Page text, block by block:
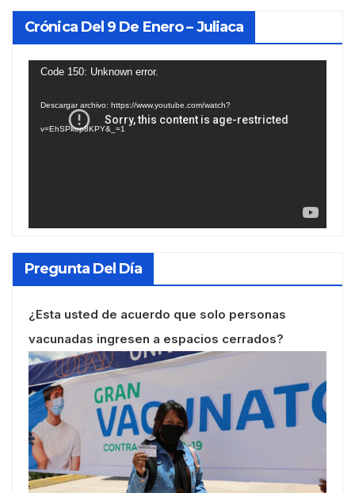
Crónica Del 9 De Enero – Juliaca
Reproductor
Code 150: Unknown error.
Descargar archivo: https://www.youtube.com/watch?
v=EhSPkop8KPY&_=1
Pregunta Del Día
¿Esta usted de acuerdo que solo personas
vacunadas ingresen a espacios cerrados?